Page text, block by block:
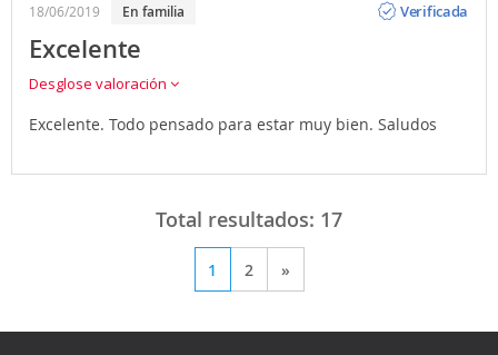
18/06/2019 en familia
Verificada
Excelente
Desglose valoración
Excelente. Todo pensado para estar muy bien. Saludos
Total resultados: 17
1 2 »